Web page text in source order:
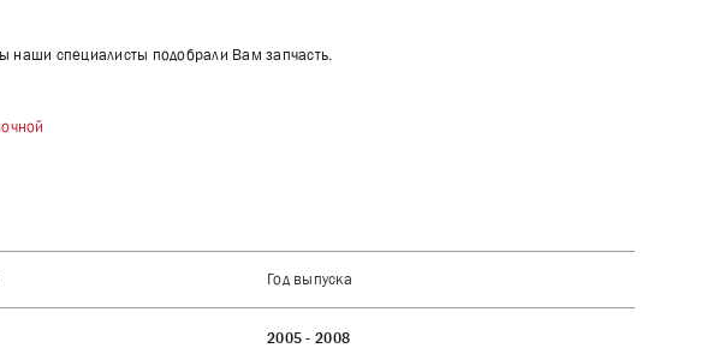
наши специалисты подобрали Вам запчасть.
Год выпуска
2005 - 2008